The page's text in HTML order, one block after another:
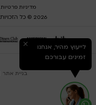
מדיניות פרטיות
2026 © כל הזכויות שמורות ל SUZUKI ENERGY
בניית אתר
לייעוץ מהיר, אנחנו
זמינים עבורכם